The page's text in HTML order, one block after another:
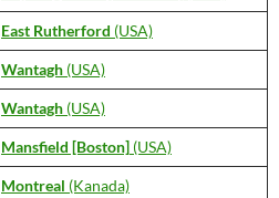
East Rutherford (USA)
Wantagh (USA)
Wantagh (USA)
Mansfield [Boston] (USA)
Montreal (Kanada)